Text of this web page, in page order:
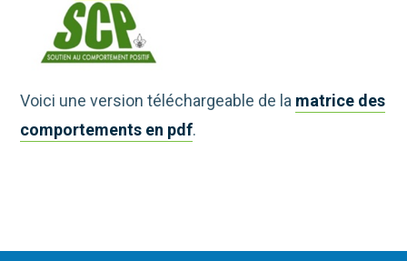
Voici une version téléchargeable de la matrice des
comportements en pdf.